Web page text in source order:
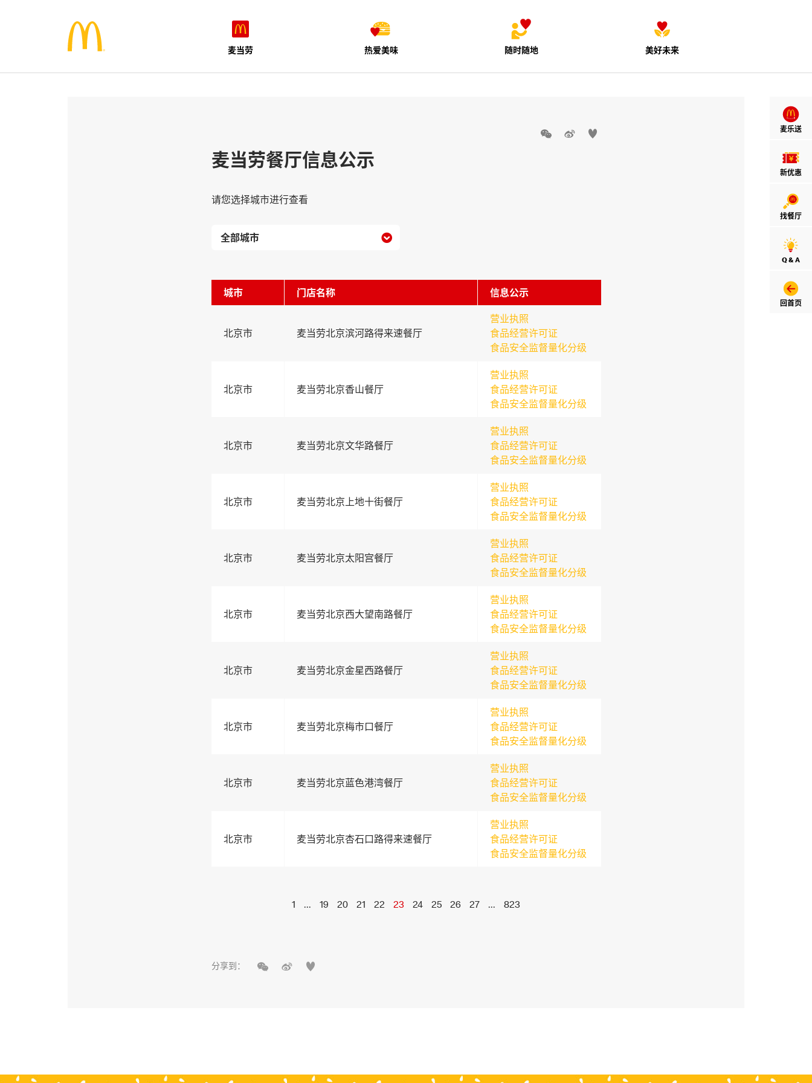
麦当劳 热爱美味 随时随地 美好未来
麦乐送
新优惠
找餐厅
Q & A
回首页
  
麦当劳餐厅信息公示
请您选择城市进行查看

城市 门店名称 信息公示
北京市 麦当劳北京滨河路得来速餐厅
营业执照
食品经营许可证
食品安全监督量化分级
北京市 麦当劳北京香山餐厅
营业执照
食品经营许可证
食品安全监督量化分级
北京市 麦当劳北京文华路餐厅
营业执照
食品经营许可证
食品安全监督量化分级
北京市 麦当劳北京上地十街餐厅
营业执照
食品经营许可证
食品安全监督量化分级
北京市 麦当劳北京太阳宫餐厅
营业执照
食品经营许可证
食品安全监督量化分级
北京市 麦当劳北京西大望南路餐厅
营业执照
食品经营许可证
食品安全监督量化分级
北京市 麦当劳北京金星西路餐厅
营业执照
食品经营许可证
食品安全监督量化分级
北京市 麦当劳北京梅市口餐厅
营业执照
食品经营许可证
食品安全监督量化分级
北京市 麦当劳北京蓝色港湾餐厅
营业执照
食品经营许可证
食品安全监督量化分级
北京市 麦当劳北京杏石口路得来速餐厅
营业执照
食品经营许可证
食品安全监督量化分级
1 ... 19 20 21 22 23 24 25 26 27 ... 823
分享到：   